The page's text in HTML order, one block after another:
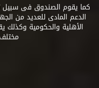
كما يقوم الصندوق فى سبيل
الدعم المادى للعديد من
الأهلية والحكومية وكذلك